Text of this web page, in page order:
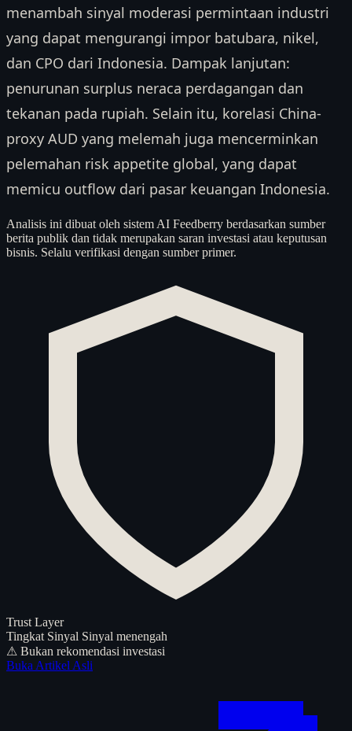
menambah sinyal moderasi permintaan industri
yang dapat mengurangi impor batubara, nikel,
dan CPO dari Indonesia. Dampak lanjutan:
penurunan surplus neraca perdagangan dan
tekanan pada rupiah. Selain itu, korelasi China-
proxy AUD yang melemah juga mencerminkan
pelemahan risk appetite global, yang dapat
memicu outflow dari pasar keuangan Indonesia.
Analisis ini dibuat oleh sistem AI Feedberry berdasarkan sumber
berita publik dan tidak merupakan saran investasi atau keputusan
bisnis. Selalu verifikasi dengan sumber primer.
Trust Layer
Tingkat Sinyal Sinyal menengah
⚠ Bukan rekomendasi investasi
Buka Artikel Asli